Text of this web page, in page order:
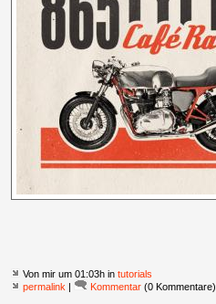
Von mir um 01:03h in tutorials
permalink | Kommentar (0 Kommentare)